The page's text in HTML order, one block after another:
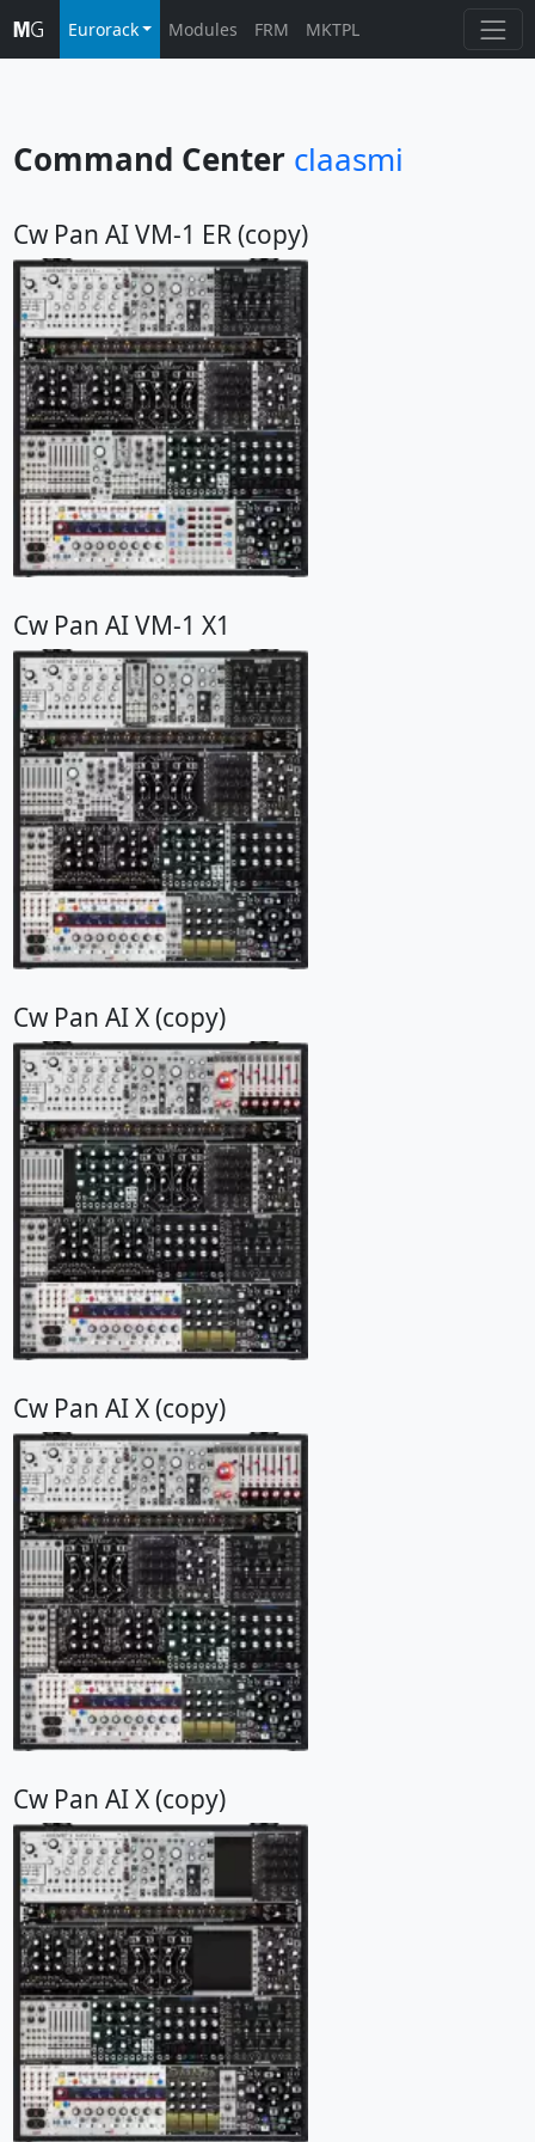
Eurorack Modules FRM MKTPL
Command Center claasmi
Cw Pan AI VM-1 ER (copy)
Cw Pan AI VM-1 X1
Cw Pan AI X (copy)
Cw Pan AI X (copy)
Cw Pan AI X (copy)